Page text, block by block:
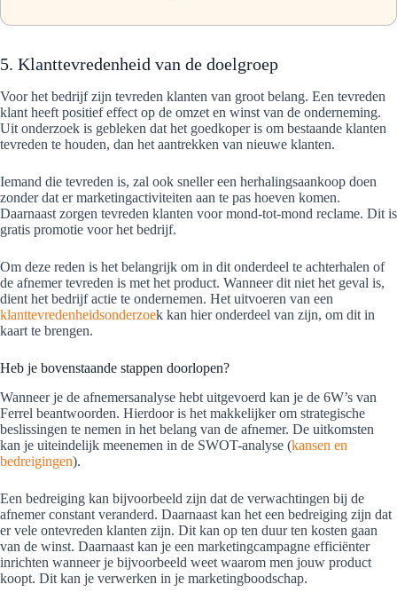
5. Klanttevredenheid van de doelgroep
Voor het bedrijf zijn tevreden klanten van groot belang. Een tevreden
klant heeft positief effect op de omzet en winst van de onderneming.
Uit onderzoek is gebleken dat het goedkoper is om bestaande klanten
tevreden te houden, dan het aantrekken van nieuwe klanten.
Iemand die tevreden is, zal ook sneller een herhalingsaankoop doen
zonder dat er marketingactiviteiten aan te pas hoeven komen.
Daarnaast zorgen tevreden klanten voor mond-tot-mond reclame. Dit is
gratis promotie voor het bedrijf.
Om deze reden is het belangrijk om in dit onderdeel te achterhalen of
de afnemer tevreden is met het product. Wanneer dit niet het geval is,
dient het bedrijf actie te ondernemen. Het uitvoeren van een
klanttevredenheidsonderzoek kan hier onderdeel van zijn, om dit in
kaart te brengen.
Heb je bovenstaande stappen doorlopen?
Wanneer je de afnemersanalyse hebt uitgevoerd kan je de 6W’s van
Ferrel beantwoorden. Hierdoor is het makkelijker om strategische
beslissingen te nemen in het belang van de afnemer. De uitkomsten
kan je uiteindelijk meenemen in de SWOT-analyse (kansen en
bedreigingen).
Een bedreiging kan bijvoorbeeld zijn dat de verwachtingen bij de
afnemer constant veranderd. Daarnaast kan het een bedreiging zijn dat
er vele ontevreden klanten zijn. Dit kan op ten duur ten kosten gaan
van de winst. Daarnaast kan je een marketingcampagne efficiënter
inrichten wanneer je bijvoorbeeld weet waarom men jouw product
koopt. Dit kan je verwerken in je marketingboodschap.